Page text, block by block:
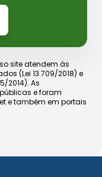
site atendem às
(Lei 13.709/2018) e
2014). As
e foram
e também em portais